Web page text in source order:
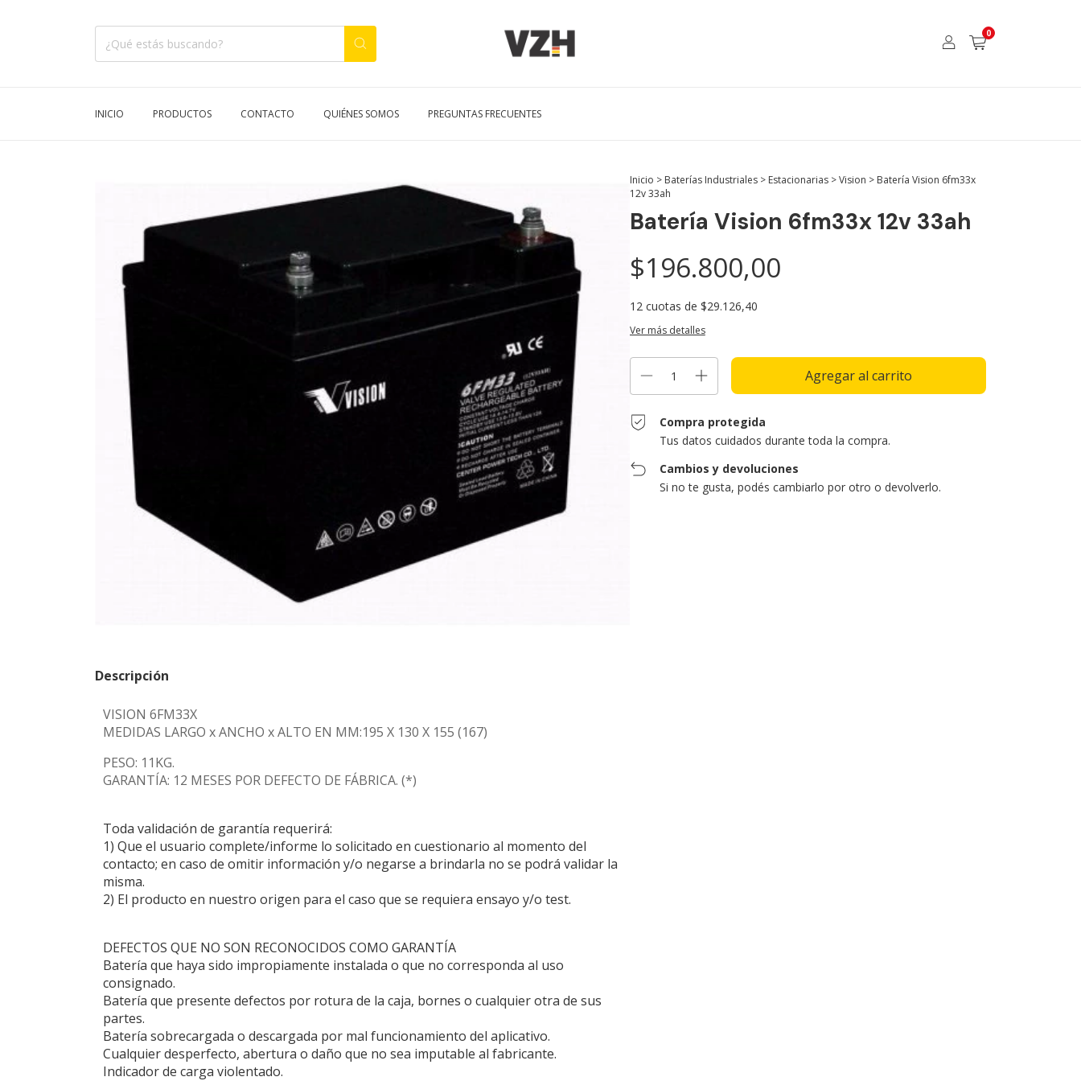
0
INICIO PRODUCTOS CONTACTO QUIÉNES SOMOS PREGUNTAS FRECUENTES
Inicio > Baterías Industriales > Estacionarias >Vision > Batería Vision 6fm33x
12v 33ah
Batería Vision 6fm33x 12v 33ah
$196.800,00
12 cuotas de $29.126,40
Ver más detalles
Compra protegida
Tus datos cuidados durante toda la compra.
Cambios y devoluciones
Si no te gusta, podés cambiarlo por otro o devolverlo.
Descripción
VISION 6FM33X
MEDIDAS LARGO x ANCHO x ALTO EN MM:195 X 130 X 155 (167)
PESO: 11KG.
GARANTÍA: 12 MESES POR DEFECTO DE FÁBRICA. (*)
Toda validación de garantía requerirá:
1) Que el usuario complete/informe lo solicitado en cuestionario al momento del
contacto; en caso de omitir información y/o negarse a brindarla no se podrá validar la
misma.
2) El producto en nuestro origen para el caso que se requiera ensayo y/o test.
DEFECTOS QUE NO SON RECONOCIDOS COMO GARANTÍA
Batería que haya sido impropiamente instalada o que no corresponda al uso
consignado.
Batería que presente defectos por rotura de la caja, bornes o cualquier otra de sus
partes.
Batería sobrecargada o descargada por mal funcionamiento del aplicativo.
Cualquier desperfecto, abertura o daño que no sea imputable al fabricante.
Indicador de carga violentado.